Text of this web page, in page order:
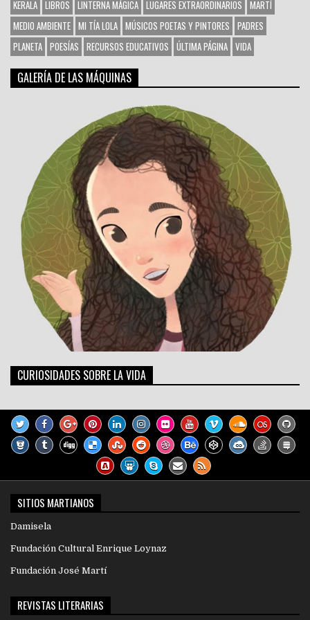
KERALA LIBROS LINTERNA MÁGICA LUGARES EXTRAORDINARIOS MARTÍ
MEDIO AMBIENTE MI TÍA LOLA MÚSICOS POETAS Y PINTORES PADRES
PLANETA POESÍAS RECURSOS EDUCATIVOS ÚLTIMA PÁGINA VIDA
GALERÍA DE LAS MÁQUINAS
CURIOSIDADES SOBRE LA VIDA
SITIOS MARTIANOS
Damisela
Fundación Cultural Enrique Loynaz
Fundación José Martí
REVISTAS LITERARIAS